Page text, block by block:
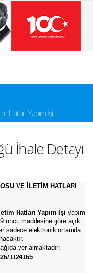
Hatları Yapım İşi
İhale Detayı
VE İLETİM HATLARI
Hatları Yapım İşi yapım
uncu maddesine göre açık
sadece elektronik ortamda
yer almaktadır:
1124165